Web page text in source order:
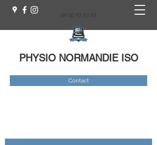
09 50 92 43 83
PHYSIO NORMANDIE ISO
Contact